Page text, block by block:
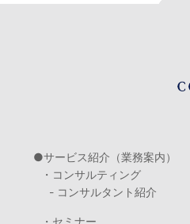
サービス紹介（業務案内）
・コンサルティング
- コンサルタント紹介
・セミナー